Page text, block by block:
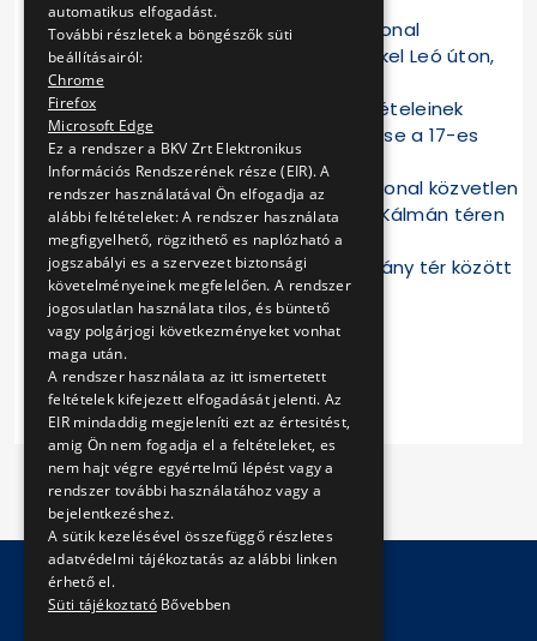
A Frankel Leó úti és a Margit körúti vonal
összekötése északi irányban a Frankel Leó úton,
déli irányban a Török utcában,
Tátra szerelvények közlekedési feltételeinek
megteremtése és peronok létesítése a 17-es
villamos vonalán,
A Margit körúti és a Krisztina körúti vonal közvetlen
kapcsolatának megépítése a Széll Kálmán téren
(Moszkva téren),
A Germanus Gyula park és a Batthyány tér között
a villamos pálya kiépítése.
automatikus elfogadást.
További részletek a böngészők süti
beállításairól:
Chrome
Firefox
Microsoft Edge
Ez a rendszer a BKV Zrt Elektronikus
Információs Rendszerének része (EIR). A
rendszer használatával Ön elfogadja az
alábbi feltételeket: A rendszer használata
megfigyelhető, rögzithető es naplózható a
jogszabályi es a szervezet biztonsági
követelményeinek megfelelően. A rendszer
jogosulatlan használata tilos, és büntető
vagy polgárjogi következményeket vonhat
maga után.
A rendszer használata az itt ismertetett
feltételek kifejezett elfogadását jelenti. Az
EIR mindaddig megjeleníti ezt az értesitést,
amig Ön nem fogadja el a feltételeket, es
nem hajt végre egyértelmű lépést vagy a
rendszer további használatához vagy a
bejelentkezéshez.
A sütik kezelésével összefüggő részletes
adatvédelmi tájékoztatás az alábbi linken
érhető el.
Süti tájékoztató Bővebben